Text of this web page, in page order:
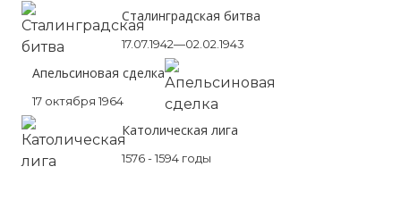
Сталинградская битва
17.07.1942—02.02.1943
Апельсиновая сделка
17 октября 1964
Католическая лига
1576 - 1594 годы